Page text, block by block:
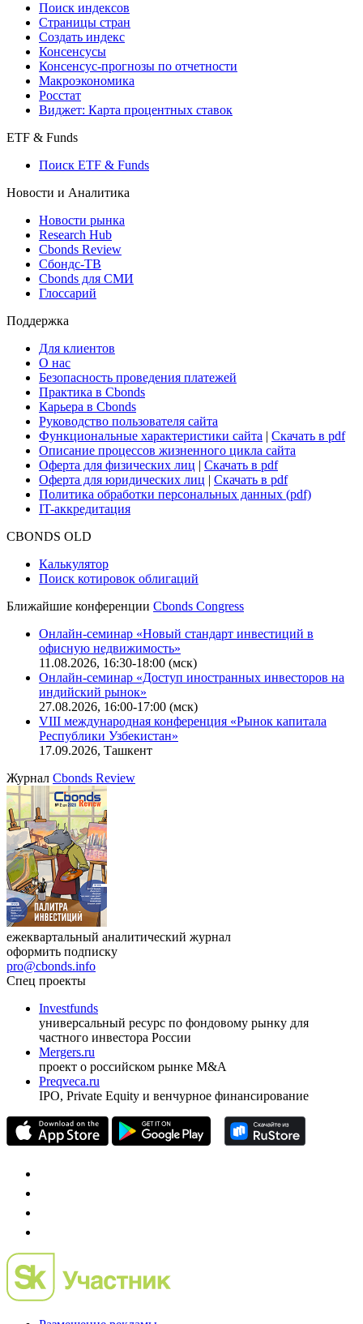
Поиск индексов
Страницы стран
Создать индекс
Консенсусы
Консенсус-прогнозы по отчетности
Макроэкономика
Росстат
Виджет: Карта процентных ставок
ETF & Funds
Поиск ETF & Funds
Новости и Аналитика
Новости рынка
Research Hub
Cbonds Review
Сбондс-ТВ
Cbonds для СМИ
Глоссарий
Поддержка
Для клиентов
О нас
Безопасность проведения платежей
Практика в Cbonds
Карьера в Cbonds
Руководство пользователя сайта
Функциональные характеристики сайта | Скачать в pdf
Описание процессов жизненного цикла сайта
Оферта для физических лиц | Скачать в pdf
Оферта для юридических лиц | Скачать в pdf
Политика обработки персональных данных (pdf)
IT-аккредитация
CBONDS OLD
Калькулятор
Поиск котировок облигаций
Ближайшие конференции Cbonds Congress
Онлайн-семинар «Новый стандарт инвестиций в
офисную недвижимость»
11.08.2026, 16:30-18:00 (мск)
Онлайн-семинар «Доступ иностранных инвесторов на
индийский рынок»
27.08.2026, 16:00-17:00 (мск)
VIII международная конференция «Рынок капитала
Республики Узбекистан»
17.09.2026, Ташкент
Журнал Cbonds Review
ежеквартальный аналитический журнал
оформить подписку
pro@cbonds.info
Спец проекты
Investfunds
универсальный ресурс по фондовому рынку для
частного инвестора России
Mergers.ru
проект о российском рынке M&A
Preqveca.ru
IPO, Private Equity и венчурное финансирование